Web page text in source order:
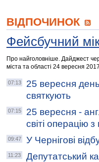
ВІДПОЧИНОК
Фейсбучний
Про найголовніше. Дайджест
міста та області 24 вересня
07:13
25 вересня
святкують
07:15
25 вересня -
світі операцію
09:47 У Чернігові
11:23
Депутатський